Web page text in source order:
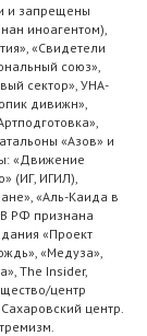
и запрещены
иноагентом),
«Свидетели
союз»,
сектор», УНА-
дивижн»,
«Азов» и
«Движение
(ИГ, ИГИЛ),
«Аль-Каида в
В РФ признана
«Проект
«Медуза»,
The Insider,
центр
центр.